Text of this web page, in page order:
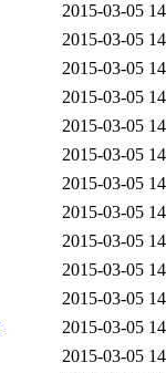
2015-03-05
2015-03-05
2015-03-05
2015-03-05
2015-03-05
2015-03-05
2015-03-05
2015-03-05
2015-03-05
2015-03-05
2015-03-05
2015-03-05
2015-03-05